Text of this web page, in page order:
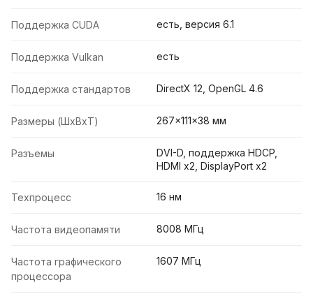
Поддержка CUDA есть, версия 6.1
Поддержка Vulkan есть
Поддержка стандартов DirectX 12, OpenGL 4.6
Размеры (ШxВxТ) 267x111x38 мм
Разъемы
DVI-D, поддержка HDCP,
HDMI x2, DisplayPort x2
Техпроцесс 16 нм
Частота видеопамяти 8008 МГц
Частота графического
процессора
1607 МГц